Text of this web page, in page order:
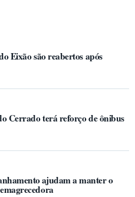
Eixão são reabertos após
Cerrado terá reforço de ônibus
ajudam a manter o